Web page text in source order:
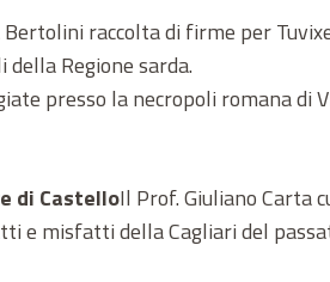
raccolta di firme per
Regione sarda.
presso la necropoli romana di
di CastelloIl Prof. Giuliano Carta
e misfatti della Cagliari del